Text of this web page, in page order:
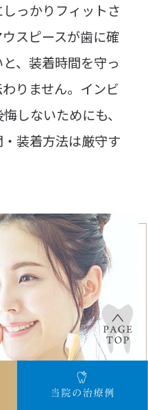
っかりフィットさ
スピースが歯に確
、装着時間を守っ
りません。インビ
しないためにも、
装着方法は厳守す